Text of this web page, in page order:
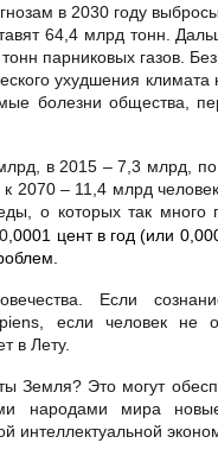
в 2030 году
64,4 млрд тонн.
парниковых газов.
ухудшения климата
болезни общества,
в 2015 – 7,3 млрд, по
2070 – 11,4 млрд
о которых так много
,0001 цент в год (или
Если
если человек не
в Лету.
Земля? Это могут
народами мира
интеллектуальной